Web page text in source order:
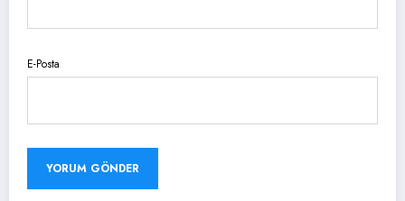
E-Posta